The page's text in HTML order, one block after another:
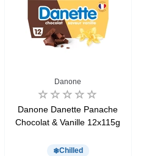
Danone
Danone Danette Panache
Chocolat & Vanille 12x115g
Chilled